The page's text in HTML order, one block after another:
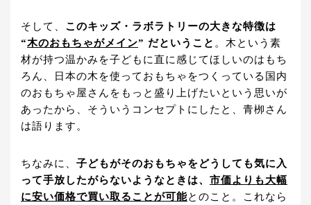
そして、 このキッズ・ラボラトリーの大きな特徴は
“木のおもちゃがメイン” だということ 。木という素
材が持つ温かみを子どもに直に感じてほしいのはもち
ろん、日本の木を使っておもちゃをつくっている国内
のおもちゃ屋さんをもっと盛り上げたいという思いが
あったから、そういうコンセプトにしたと、青栁さん
は語ります。
ちなみに、 子どもがそのおもちゃをどうしても気に入
って手放したがらないようなときは、 市価よりも大幅
に安い価格で買い取ることが可能とのこと。これなら